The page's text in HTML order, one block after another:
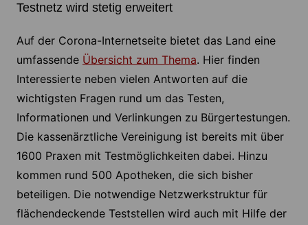
Testnetz wird stetig erweitert
Auf der Corona-Internetseite bietet das Land eine
umfassende Übersicht zum Thema. Hier finden
Interessierte neben vielen Antworten auf die
wichtigsten Fragen rund um das Testen,
Informationen und Verlinkungen zu Bürgertestungen.
Die kassenärztliche Vereinigung ist bereits mit über
1600 Praxen mit Testmöglichkeiten dabei. Hinzu
kommen rund 500 Apotheken, die sich bisher
beteiligen. Die notwendige Netzwerkstruktur für
flächendeckende Teststellen wird auch mit Hilfe der